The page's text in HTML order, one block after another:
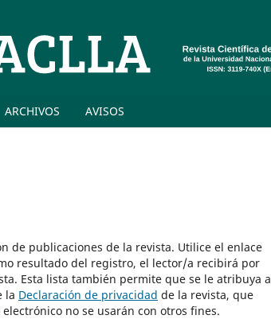
ARCHIVOS AVISOS
de publicaciones de la revista. Utilice el enlace
resultado del registro, el lector/a recibirá por
Esta lista también permite que se le atribuya a
la Declaración de privacidad de la revista, que
no se usarán con otros fines.